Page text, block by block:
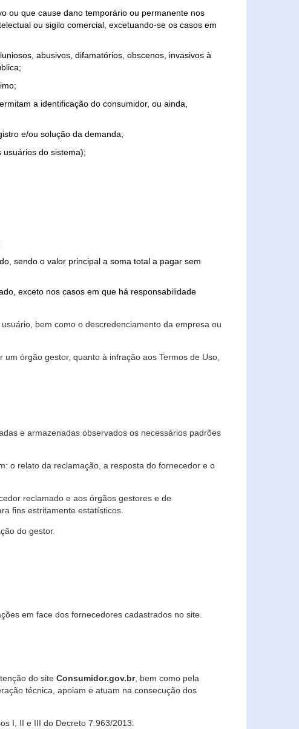
ou que cause dano temporário ou permanente nos
ou sigilo comercial, excetuando-se os casos em
abusivos, difamatórios, obscenos, invasivos à
a identificação do consumidor, ou ainda,
e/ou solução da demanda;
usuários do sistema);
sendo o valor principal a soma total a pagar sem
exceto nos casos em que há responsabilidade
bem como o descredenciamento da empresa ou
órgão gestor, quanto à infração aos Termos de Uso,
e armazenadas observados os necessários padrões
o relato da reclamação, a resposta do fornecedor e o
reclamado e aos órgãos gestores e de
fins estritamente estatísticos.
do gestor.
em face dos fornecedores cadastrados no site.
do site Consumidor.gov.br, bem como pela
técnica, apoiam e atuam na consecução dos
I, II e III do Decreto 7.963/2013.